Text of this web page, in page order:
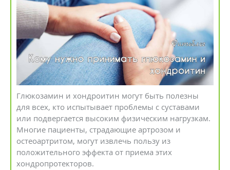
Глюкозамин и хондроитин могут быть полезны
для всех, кто испытывает проблемы с суставами
или подвергается высоким физическим нагрузкам.
Многие пациенты, страдающие артрозом и
остеоартритом, могут извлечь пользу из
положительного эффекта от приема этих
хондропротекторов.